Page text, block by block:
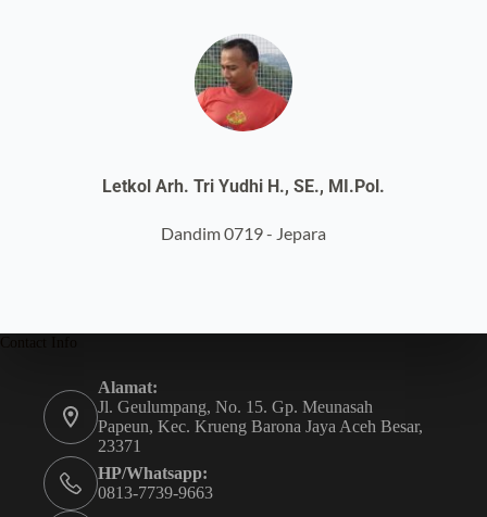
Letkol Arh. Tri Yudhi H., SE., MI.Pol.
Dandim 0719 - Jepara
Alamat:
Jl. Geulumpang, No. 15. Gp. Meunasah
Papeun, Kec. Krueng Barona Jaya Aceh Besar,
23371
HP/Whatsapp:
0813-7739-9663